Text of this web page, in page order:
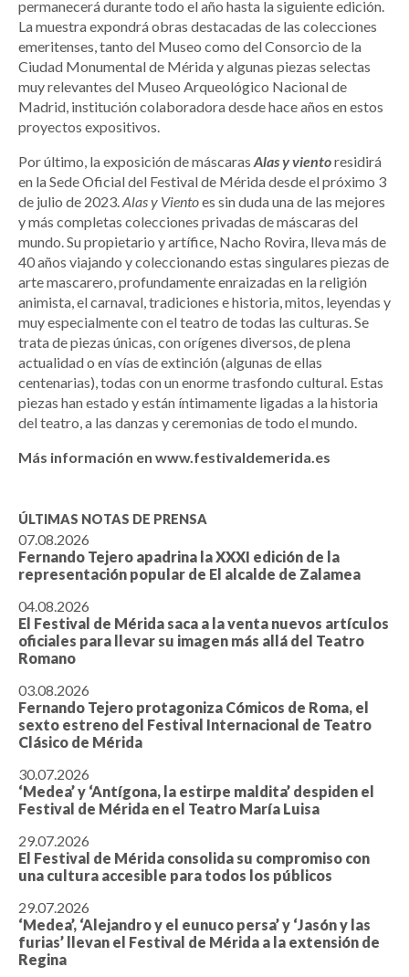
permanecerá durante todo el año hasta la siguiente edición.
La muestra expondrá obras destacadas de las colecciones
emeritenses, tanto del Museo como del Consorcio de la
Ciudad Monumental de Mérida y algunas piezas selectas
muy relevantes del Museo Arqueológico Nacional de
Madrid, institución colaboradora desde hace años en estos
proyectos expositivos.
Por último, la exposición de máscaras Alas y vientoresidirá
en la Sede Oficial del Festival de Mérida desde el próximo 3
de julio de 2023.Alas y Vientoes sin duda una de las mejores
y más completas colecciones privadas de máscaras del
mundo. Su propietario y artífice, Nacho Rovira, lleva más de
40 años viajando y coleccionando estas singulares piezas de
arte mascarero, profundamente enraizadas en la religión
animista, el carnaval, tradiciones e historia, mitos, leyendas y
muy especialmente con el teatro de todas las culturas. Se
trata de piezas únicas, con orígenes diversos, de plena
actualidad o en vías de extinción (algunas de ellas
centenarias), todas con un enorme trasfondo cultural. Estas
piezas han estado y están íntimamente ligadas a la historia
del teatro, a las danzas y ceremonias de todo el mundo.
Más información en www.festivaldemerida.es
ÚLTIMAS NOTAS DE PRENSA
07.08.2026
Fernando Tejero apadrina la XXXI edición de la
representación popular de El alcalde de Zalamea
04.08.2026
El Festival de Mérida saca a la venta nuevos artículos
oficiales para llevar su imagen más allá del Teatro
Romano
03.08.2026
Fernando Tejero protagoniza Cómicos de Roma, el
sexto estreno del Festival Internacional de Teatro
Clásico de Mérida
30.07.2026
‘Medea’ y ‘Antígona, la estirpe maldita’ despiden el
Festival de Mérida en el Teatro María Luisa
29.07.2026
El Festival de Mérida consolida su compromiso con
una cultura accesible para todos los públicos
29.07.2026
‘Medea’, ‘Alejandro y el eunuco persa’ y ‘Jasón y las
furias’ llevan el Festival de Mérida a la extensión de
Regina